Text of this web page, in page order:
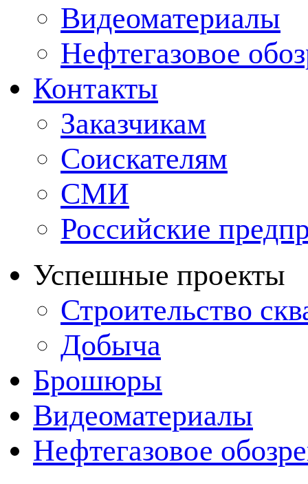
Видеоматериалы
Нефтегазовое
Контакты
Заказчикам
Соискателям
СМИ
Российские
Успешные проекты
Строительство
Добыча
Брошюры
Видеоматериалы
Нефтегазовое